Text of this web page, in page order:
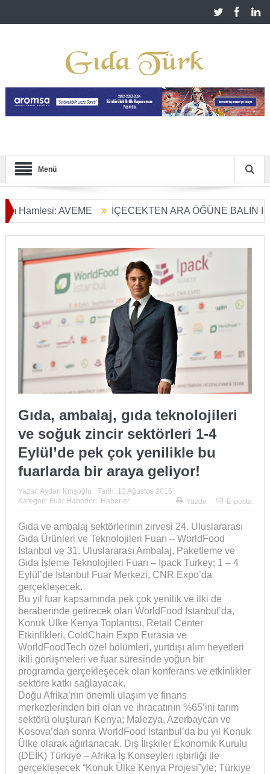
Menü
AVEME İÇECEKTEN ARA ÖĞÜNE BALIN
Başladı
Gıda, ambalaj, gıda teknolojileri
ve soğuk zincir sektörleri 1-4
Eylül’de pek çok yenilikle bu
fuarlarda bir araya geliyor!
Yazar: Aydan Kırışoğlu Tarih: 12 Ağustos 2016
Kategori: Fuar Haberleri, Haberler Yazdır E-posta
Gıda ve ambalaj sektörlerinin zirvesi 24. Uluslararası
Gıda Ürünleri ve Teknolojileri Fuarı – WorldFood
Istanbul ve 31. Uluslararası Ambalaj, Paketleme ve
Gıda İşleme Teknolojileri Fuarı – Ipack Turkey; 1 – 4
Eylül’de İstanbul Fuar Merkezi, CNR Expo’da
gerçekleşecek.
Bu yıl fuar kapsamında pek çok yenilik ve ilki de
beraberinde getirecek olan WorldFood Istanbul’da,
Konuk Ülke Kenya Toplantısı, Retail Center
Etkinlikleri, ColdChain Expo Eurasia ve
WorldFoodTech özel bölümleri, yurtdışı alım heyetleri
ikili görüşmeleri ve fuar süresinde yoğun bir
programda gerçekleşecek olan konferans ve etkinlikler
sektöre katkı sağlayacak.
Doğu Afrika’nın önemli ulaşım ve finans
merkezlerinden biri olan ve ihracatının %65’ini tarım
sektörü oluşturan Kenya; Malezya, Azerbaycan ve
Kosova’dan sonra WorldFood Istanbul’da bu yıl Konuk
Ülke olarak ağırlanacak. Dış İlişkiler Ekonomik Kurulu
(DEİK) Türkiye – Afrika İş Konseyleri işbirliği ile
gerçekleşecek “Konuk Ülke Kenya Projesi”yle; Türkiye